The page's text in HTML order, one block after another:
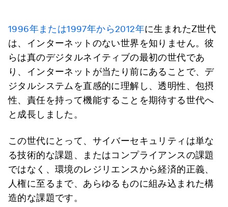
1996年または1997年から2012年に生まれたZ世代
は、インターネットのない世界を知りません。彼
らは真のデジタルネイティブの最初の世代であ
り、インターネットが当たり前にあることで、デ
ジタルシステムを直感的に理解し、透明性、包摂
性、責任を持って機能することを期待する世代へ
と成長しました。
この世代にとって、サイバーセキュリティは単な
る技術的な課題、またはコンプライアンスの課題
ではなく、環境のレジリエンスから経済的正義、
人権に至るまで、あらゆるものに組み込まれた構
造的な課題です。